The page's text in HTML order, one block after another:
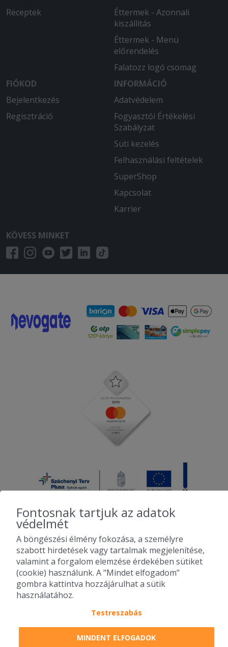
Receptek
Éttermek - Azonnali
kiszállítás
Éttermek - Menü
előrendelés
Falatozz logó csomag
FIÓKOD
Bejelentkezés
Regisztráció
INFORMÁCIÓ
Adatvédelem
Fogyasztói Értékelési
Szabályzat
Süti kezelés
Felhasználási feltételek
SuperShop
Kapcsolat
Karrier
KÖVESS MINKET
2010-2026 Copyright - Falatozz.hu - Diston-line Kft.
Pizza, gyros, hamburger, menük kedvező áron, egy helyen az összes
étterem ajánlata.
Fontosnak tartjuk az adatok
védelmét
A böngészési élmény fokozása, a személyre
szabott hirdetések vagy tartalmak megjelenítése,
valamint a forgalom elemzése érdekében sütiket
(cookie) használunk. A "Mindet elfogadom"
gombra kattintva hozzájárulhat a sütik
használatához.
Testreszabás
MINDENT ELFOGADOK